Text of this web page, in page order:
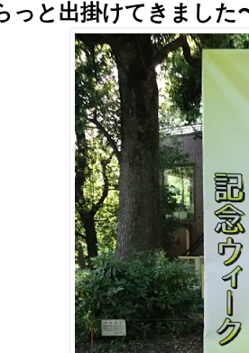
っと出掛けてきました